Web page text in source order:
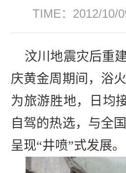
TIME：2012/10/
汶川地震灾后重
庆黄金周期间，浴
为旅游胜地，日均
自驾的热选，与全
呈现“井喷”式发展。